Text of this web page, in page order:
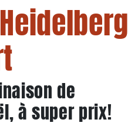
de
à super prix!